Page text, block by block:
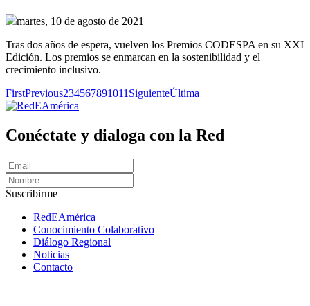
martes, 10 de agosto de 2021
Tras dos años de espera, vuelven los Premios CODESPA en su XXI
Edición. Los premios se enmarcan en la sostenibilidad y el
crecimiento inclusivo.
FirstPrevious234567891011 SiguienteÚltima
Conéctate y dialoga con la Red
Suscribirme
RedEAmérica
Conocimiento Colaborativo
Diálogo Regional
Noticias
Contacto